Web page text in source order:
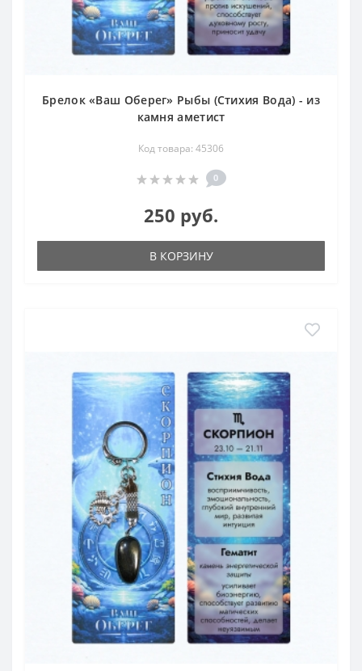
Брелок «Ваш Оберег» Рыбы (Стихия Вода) - из
камня аметист
Код товара: 45306
0
250 руб.
В КОРЗИНУ